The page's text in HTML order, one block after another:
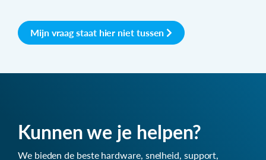
Mijn vraag staat hier niet tussen
Kunnen we je helpen?
We bieden de beste hardware, snelheid, support,